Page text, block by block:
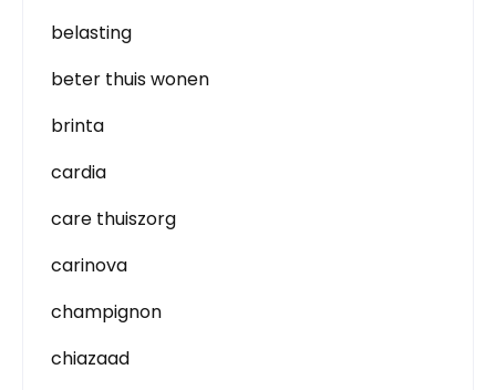
belasting
beter thuis wonen
brinta
cardia
care thuiszorg
carinova
champignon
chiazaad